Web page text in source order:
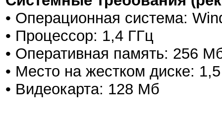
• Операционная система:
• Процессор: 1,4 ГГц
• Оперативная память: 256
• Место на жестком диске:
• Видеокарта: 128 Мб